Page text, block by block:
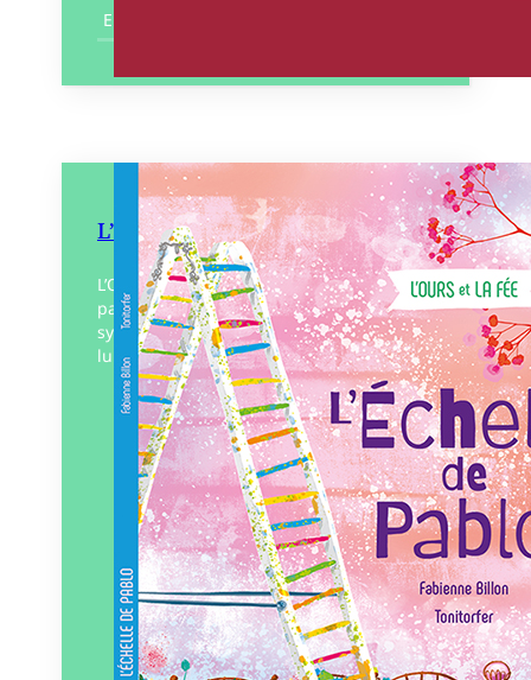
En savoir plus
L’Échelle de Pablo
L’Ours est une personnalité très estimée
par ici, tout le monde l’apprécie pour sa
sympathie. Ce que l’on connait moins de
lui, c’est son talent d’ingénieur, un génie…
Éditeur :Pierredeplumes
Paru le15/06/2025